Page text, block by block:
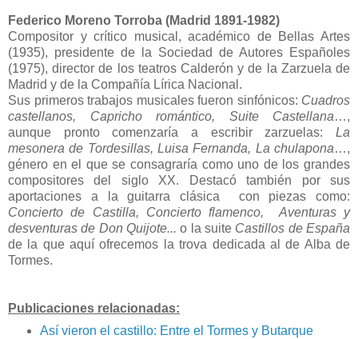
Federico Moreno Torroba (Madrid 1891-1982)
Compositor y crítico musical, académico de Bellas Artes
(1935), presidente de la Sociedad de Autores Españoles
(1975), director de los teatros Calderón y de la Zarzuela de
Madrid y de la Compañía Lírica Nacional.
Sus primeros trabajos musicales fueron sinfónicos: Cuadros
castellanos, Capricho romántico, Suite Castellana…,
aunque pronto comenzaría a escribir zarzuelas: La
mesonera de Tordesillas, Luisa Fernanda, La chulapona…,
género en el que se consagraría como uno de los grandes
compositores del siglo XX. Destacó también por sus
aportaciones a la guitarra clásica con piezas como:
Concierto de Castilla, Concierto flamenco, Aventuras y
desventuras de Don Quijote... o la suite Castillos de España
de la que aquí ofrecemos la trova dedicada al de Alba de
Tormes.
Publicaciones relacionadas:
Así vieron el castillo: Entre el Tormes y Butarque